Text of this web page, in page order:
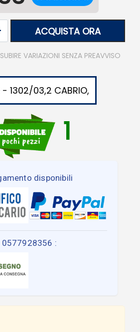
ACQUISTA ORA
VARIAZIONI SENZA PREAVVISO
- 1302/03,2 CABRIO,
1
disponibili
0577928356 :